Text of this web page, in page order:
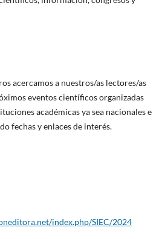
acercamos a nuestros/as lectores/as
eventos científicos organizadas
académicas ya sea nacionales e
fechas y enlaces de interés.
index.php/SIEC/2024